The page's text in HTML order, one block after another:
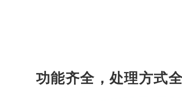
功能齐全，处理方式